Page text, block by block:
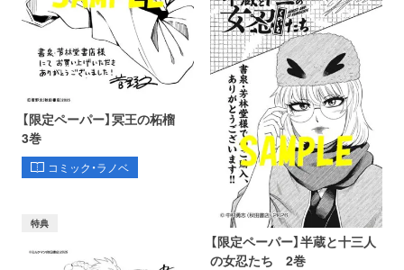
【限定ペーパー】冥王の柘榴
3巻
コミック・ラノベ
【限定ペーパー】半蔵と十三人
の女忍たち 2巻
特典